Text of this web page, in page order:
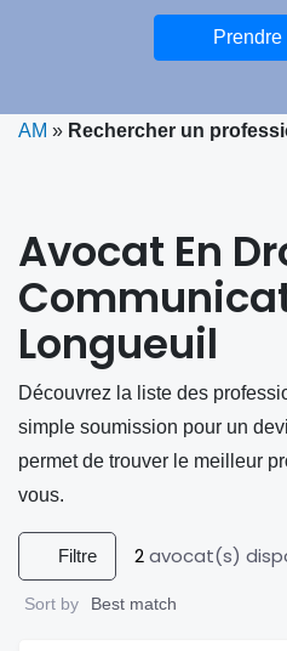
AM » Rechercher un
Avocat En
Longueuil
Découvrez la liste des
simple soumission pour un
permet de trouver le meilleur
vous.
Filtre 2avocat(s)
Sort by Best match